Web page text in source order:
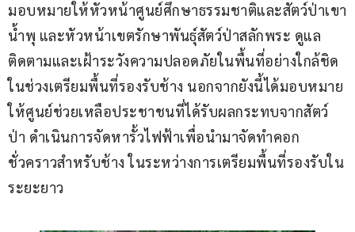
มอบหมายให้หัวหน้าศูนย์ศึกษาธรรมชาติและสัตว์ป่าเขา
น้ำพุ และหัวหน้าเขตรักษาพันธุ์สัตว์ป่าสลักพระ ดูแล
ติดตามและเฝ้าระวังความปลอดภัยในพื้นที่อย่างใกล้ชิด
ในช่วงเตรียมพื้นที่รองรับช้าง นอกจากยังนี้ได้มอบหมาย
ให้ศูนย์ช่วยเหลือประชาชนที่ได้รับผลกระทบจากสัตว์
ป่า ดำเนินการจัดหารั้วไฟฟ้าเพื่อนำมาจัดทำคอก
ชั่วคราวสำหรับช้าง ในระหว่างการเตรียมพื้นที่รองรับใน
ระยะยาว